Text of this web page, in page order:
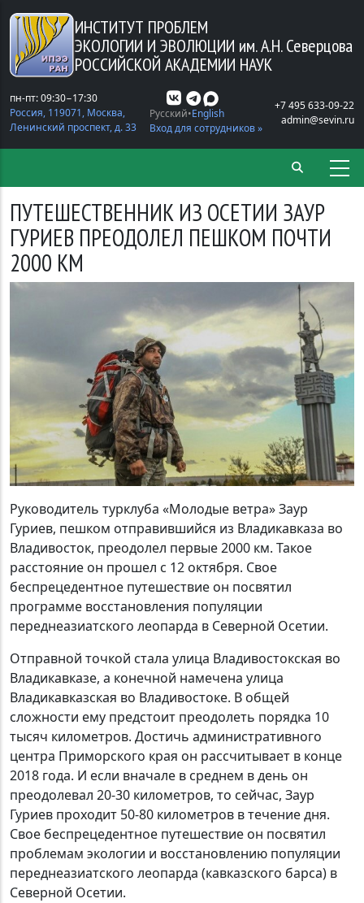
Перейти к основному содержанию
ИНСТИТУТ ПРОБЛЕМ
ЭКОЛОГИИ И ЭВОЛЮЦИИ им. А.Н. Северцова
РОССИЙСКОЙ АКАДЕМИИ НАУК
пн-пт: 09:30−17:30
Россия, 119071, Москва,
Ленинский проспект, д. 33
Русский English
Вход для сотрудников »
+7 495 633-09-22
admin@sevin.ru
ПУТЕШЕСТВЕННИК ИЗ ОСЕТИИ ЗАУР
ГУРИЕВ ПРЕОДОЛЕЛ ПЕШКОМ ПОЧТИ
2000 КМ
Руководитель турклуба «Молодые ветра» Заур
Гуриев, пешком отправившийся из Владикавказа во
Владивосток, преодолел первые 2000 км. Такое
расстояние он прошел с 12 октября. Свое
беспрецедентное путешествие он посвятил
программе восстановления популяции
переднеазиатского леопарда в Северной Осетии.
Отправной точкой стала улица Владивостокская во
Владикавказе, а конечной намечена улица
Владикавказская во Владивостоке. В общей
сложности ему предстоит преодолеть порядка 10
тысяч километров. Достичь административного
центра Приморского края он рассчитывает в конце
2018 года. И если вначале в среднем в день он
преодолевал 20-30 километров, то сейчас, Заур
Гуриев проходит 50-80 километров в течение дня.
Свое беспрецедентное путешествие он посвятил
проблемам экологии и восстановлению популяции
переднеазиатского леопарда (кавказского барса) в
Северной Осетии.